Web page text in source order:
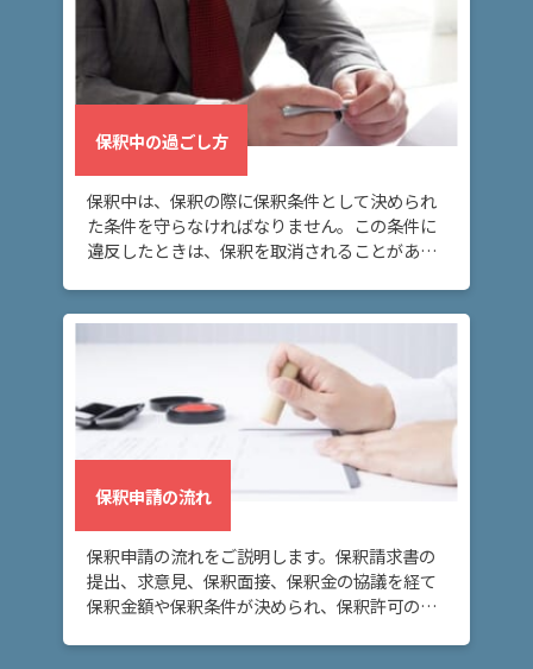
保釈中の過ごし方
保釈中は、保釈の際に保釈条件として決められ
た条件を守らなければなりません。この条件に
違反したときは、保釈を取消されることがある
保釈申請の流れ
保釈申請の流れをご説明します。保釈請求書の
提出、求意見、保釈面接、保釈金の協議を経て
保釈金額や保釈条件が決められ、保釈許可の決